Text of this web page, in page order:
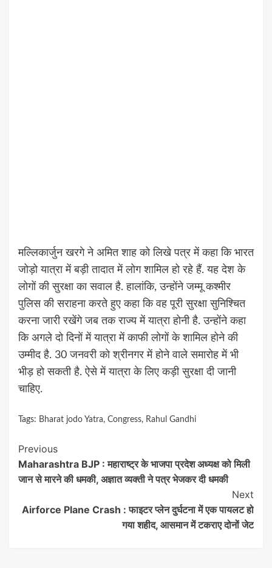
मल्लिकार्जुन खरगे ने अमित शाह को लिखे पत्र में कहा कि भारत
जोड़ो यात्रा में बड़ी तादात में लोग शामिल हो रहे हैं. यह देश के
लोगों की सुरक्षा का सवाल है. हालांकि, उन्होंने जम्मू कश्मीर
पुलिस की सराहना करते हुए कहा कि वह पूरी सुरक्षा सुनिश्चित
करना जारी रखेंगे जब तक राज्य में यात्रा होनी है. उन्होंने कहा
कि अगले दो दिनों में यात्रा में काफी लोगों के शामिल होने की
उम्मीद है. 30 जनवरी को श्रीनगर में होने वाले समारोह में भी
भीड़ हो सकती है. ऐसे में यात्रा के लिए कड़ी सुरक्षा दी जानी
चाहिए.
Tags: Bharat jodo Yatra, Congress, Rahul Gandhi
Continue
Reading
Previous
Maharashtra BJP : महाराष्ट्र के भाजपा प्रदेश अध्यक्ष को मिली
जान से मारने की धमकी, अज्ञात व्यक्ती ने पत्र भेजकर दी धमकी
Next
Airforce Plane Crash : फाइटर प्लेन दुर्घटना में एक पायलट हो
गया शहीद, आसमान में टकराए दोनों जेट